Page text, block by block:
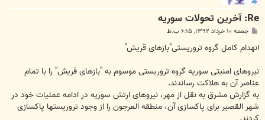
Re: آخرين تحولات سوريه
پ
ت
جمعه ۱۰ خرداد ۱۳۹۲, ۶:۱۵ ب.ظ
انهدام کامل گروه تروریستی"بازهای قریش"
نیروهای امنیتی سوریه گروه تروریستی موسوم به "بازهای قریش" را با تمام
عناصر آن به هلاکت رساندند.
به گزارش مشرق به نقل از مهر، نیروهای ارتش سوریه در ادامه عملیات خود در
شهر القصیر برای پاکسازی آن، منطقه العرجون را از وجود تروریستها پاکسازی